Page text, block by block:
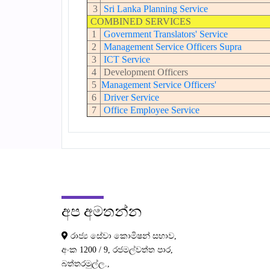
3
Sri Lanka Planning Service
COMBINED SERVICES
1
Government Translators' Service
2
Management Service Officers Supra
3
ICT Service
4
Development Officers
5 Management Service Officers'
6
Driver Service
7
Office Employee Service
අප අමතන්න
රාජ්‍ය සේවා කොමිෂන් සභාව,
අංක 1200 / 9, රජමල්වත්ත පාර,
බත්තරමුල්ල.,